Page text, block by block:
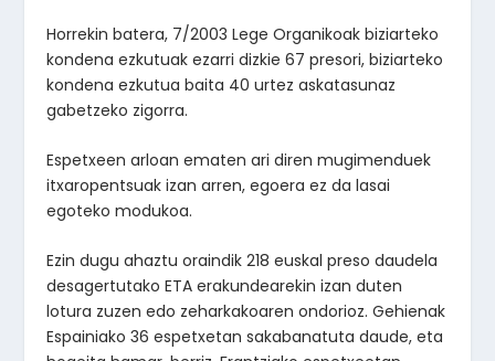
Horrekin batera, 7/2003 Lege Organikoak biziarteko
kondena ezkutuak ezarri dizkie 67 presori, biziarteko
kondena ezkutua baita 40 urtez askatasunaz
gabetzeko zigorra.
Espetxeen arloan ematen ari diren mugimenduek
itxaropentsuak izan arren, egoera ez da lasai
egoteko modukoa.
Ezin dugu ahaztu oraindik 218 euskal preso daudela
desagertutako ETA erakundearekin izan duten
lotura zuzen edo zeharkakoaren ondorioz. Gehienak
Espainiako 36 espetxetan sakabanatuta daude, eta